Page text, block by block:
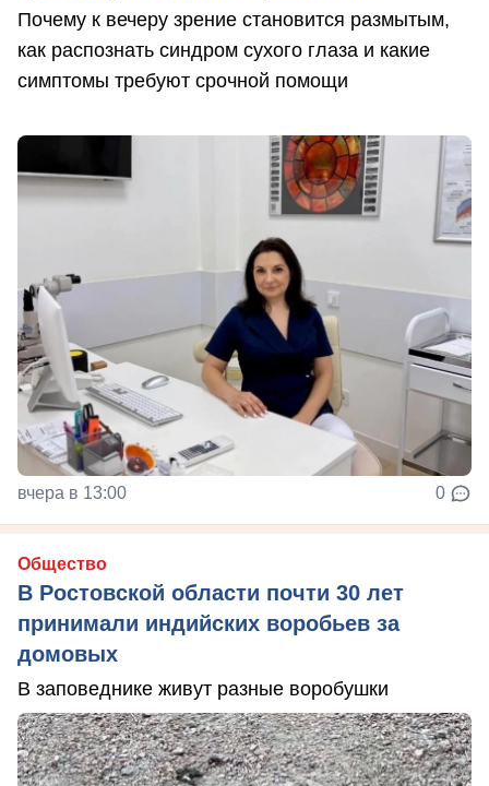
Почему к вечеру зрение становится размытым,
как распознать синдром сухого глаза и какие
симптомы требуют срочной помощи
вчера в 13:00 0
Общество
В Ростовской области почти 30 лет
принимали индийских воробьев за
домовых
В заповеднике живут разные воробушки